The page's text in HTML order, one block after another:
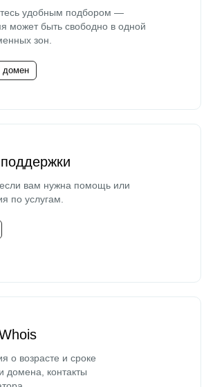
удобным подбором —
может быть свободно в одной
зон.
домен
вам нужна помощь или
по услугам.
о возрасте и сроке
домена, контакты